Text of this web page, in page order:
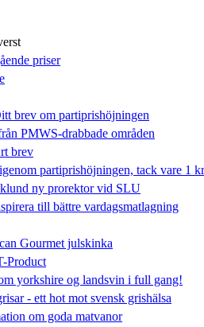
priser
brev om partiprishöjningen
PMWS-drabbade områden
brev
partiprishöjningen, tack vare 1
ny prorektor vid SLU
till bättre vardagsmatlagning
Gourmet julskinka
Product
yorkshire og landsvin i full gang!
- ett hot mot svensk grishälsa
om goda matvanor